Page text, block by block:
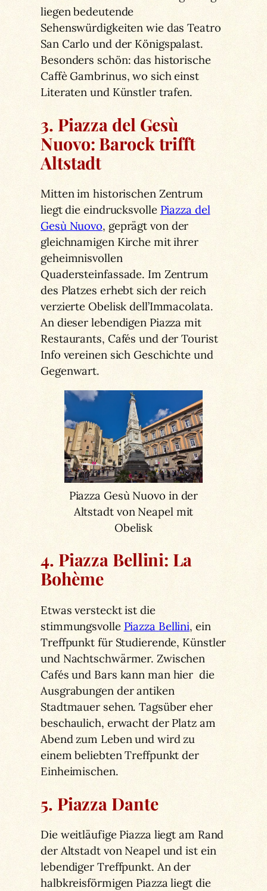
liegen bedeutende
Sehenswürdigkeiten wie das Teatro
San Carlo und der Königspalast.
Besonders schön: das historische
Caffè Gambrinus, wo sich einst
Literaten und Künstler trafen.
3. Piazza del Gesù
Nuovo: Barock trifft
Altstadt
Mitten im historischen Zentrum
liegt die eindrucksvolle Piazza del
Gesù Nuovo, geprägt von der
gleichnamigen Kirche mit ihrer
geheimnisvollen
Quadersteinfassade. Im Zentrum
des Platzes erhebt sich der reich
verzierte Obelisk dell’Immacolata.
An dieser lebendigen Piazza mit
Restaurants, Cafés und der Tourist
Info vereinen sich Geschichte und
Gegenwart.
Piazza Gesù Nuovo in der
Altstadt von Neapel mit
Obelisk
4. Piazza Bellini: La
Bohème
Etwas versteckt ist die
stimmungsvolle Piazza Bellini, ein
Treffpunkt für Studierende, Künstler
und Nachtschwärmer. Zwischen
Cafés und Bars kann man hier die
Ausgrabungen der antiken
Stadtmauer sehen. Tagsüber eher
beschaulich, erwacht der Platz am
Abend zum Leben und wird zu
einem beliebten Treffpunkt der
Einheimischen.
5. Piazza Dante
Die weitläufige Piazza liegt am Rand
der Altstadt von Neapel und ist ein
lebendiger Treffpunkt. An der
halbkreisförmigen Piazza liegt die